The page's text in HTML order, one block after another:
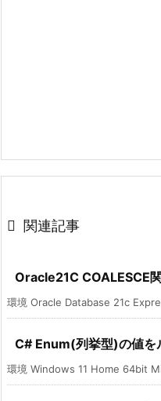
 関連記事
Oracle21C COALESCE
環境 Oracle Database 21c
C# Enum(列挙型)の値を
環境 Windows 11 Home 64bit